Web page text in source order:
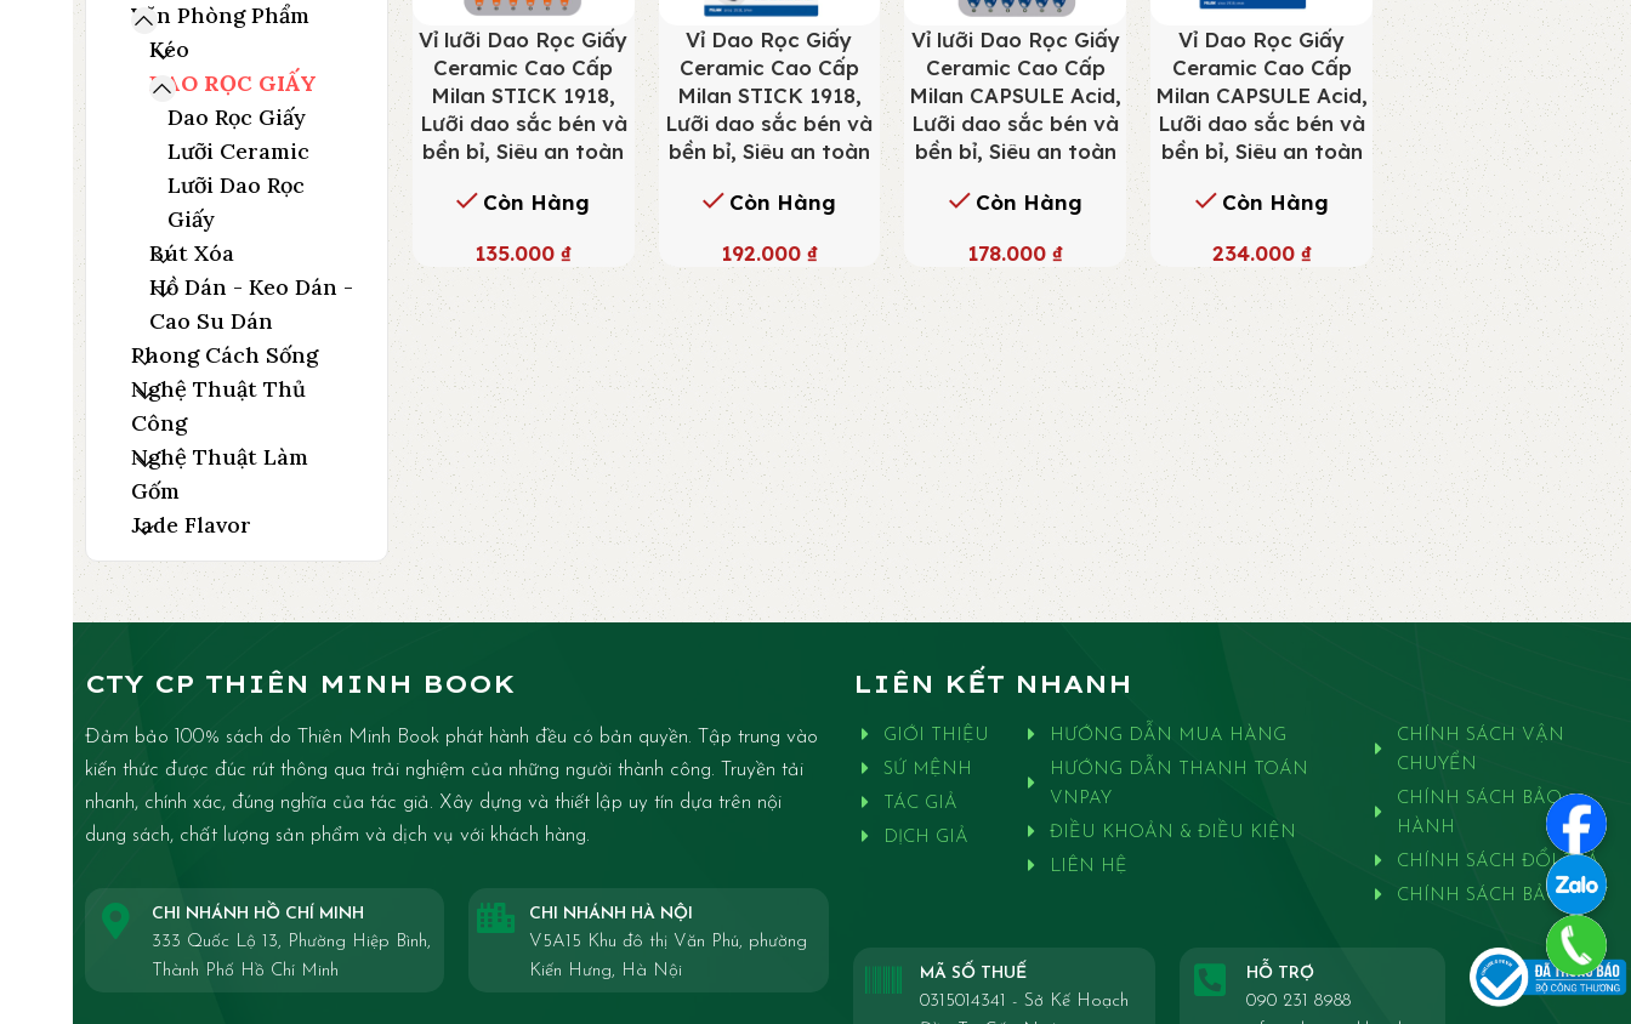
Văn Phòng Phẩm
Kéo
DAO RỌC GIẤY
Dao Rọc Giấy
Lưỡi Ceramic
Lưỡi Dao Rọc
Giấy
Bút Xóa
Hồ Dán - Keo Dán -
Cao Su Dán
Phong Cách Sống
Nghệ Thuật Thủ
Công
Nghệ Thuật Làm
Gốm
Jade Flavor
Vỉ lưỡi Dao Rọc Giấy
Ceramic Cao Cấp
Milan STICK 1918,
Lưỡi dao sắc bén và
bền bỉ, Siêu an toàn
Còn Hàng
135.000₫
Vỉ Dao Rọc Giấy
Ceramic Cao Cấp
Milan STICK 1918,
Lưỡi dao sắc bén và
bền bỉ, Siêu an toàn
Còn Hàng
192.000 ₫
Vỉ lưỡi Dao Rọc Giấy
Ceramic Cao Cấp
Milan CAPSULE Acid,
Lưỡi dao sắc bén và
bền bỉ, Siêu an toàn
Còn Hàng
178.000₫
Vỉ Dao Rọc Giấy
Ceramic Cao Cấp
Milan CAPSULE Acid,
Lưỡi dao sắc bén và
bền bỉ, Siêu an toàn
Còn Hàng
234.000 ₫
CTY CP THIÊN MINH BOOK
Đảm bảo 100% sách do Thiên Minh Book phát hành đều có bản quyền. Tập trung vào
kiến thức được đúc rút thông qua trải nghiệm của những người thành công. Truyền tải
nhanh, chính xác, đúng nghĩa của tác giả. Xây dựng và thiết lập uy tín dựa trên nội
dung sách, chất lượng sản phẩm và dịch vụ với khách hàng.
CHI NHÁNH HỒ CHÍ MINH
333 Quốc Lộ 13, Phường Hiệp Bình,
Thành Phố Hồ Chí Minh
CHI NHÁNH HÀ NỘI
V5A15 Khu đô thị Văn Phú, phường
Kiến Hưng, Hà Nội
LIÊN KẾT NHANH
GIỚI THIỆU
SỨ MỆNH
TÁC GIẢ
DỊCH GIẢ
HƯỚNG DẪN MUA HÀNG
HƯỚNG DẪN THANH TOÁN
VNPAY
ĐIỀU KHOẢN & ĐIỀU KIỆN
LIÊN HỆ
CHÍNH SÁCH VẬN
CHUYỂN
CHÍNH SÁCH BẢO
HÀNH
CHÍNH SÁCH ĐỔI TRẢ
CHÍNH SÁCH BẢO MẬT
MÃ SỐ THUẾ
0315014341 - Sở Kế Hoạch
HỖ TRỢ
090 231 8988